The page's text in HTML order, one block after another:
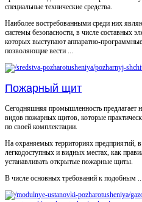
специальные технические средства.
Наиболее востребованными среди них
системы безопасности, в числе составных
которых выступают аппаратно-
позволяющие вести ...
Пожарный щит
Сегодняшняя промышленность предлагает
видов пожарных щитов, которые
по своей комплектации.
На охраняемых территориях предприятий, в
легкодоступных и видных местах, как
устанавливать открытые пожарные щиты.
В числе основных требований к подобным ...